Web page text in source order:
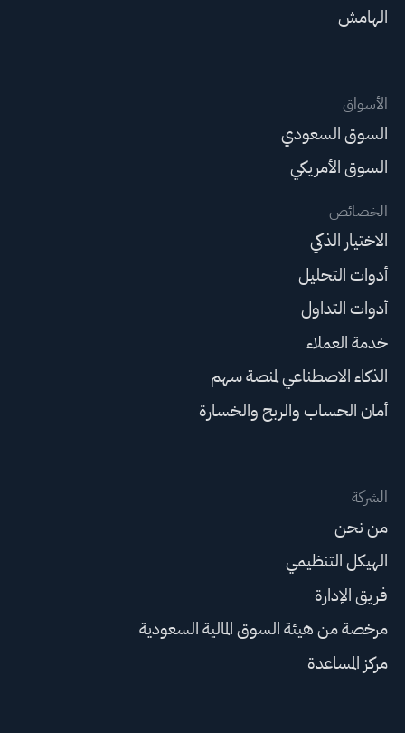
الهامش
الأسواق
السوق السعودي
السوق الأمريكي
الخصائص
الاختيار الذكي
أدوات التحليل
أدوات التداول
خدمة العملاء
الذكاء الاصطناعي لمنصة سهم
أمان الحساب والربح والخسارة
الشركة
من نحن
الهيكل التنظيمي
فريق الإدارة
مرخصة من هيئة السوق المالية السعودية
مركز المساعدة